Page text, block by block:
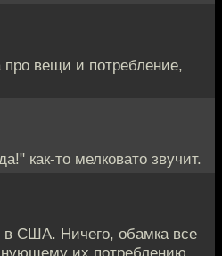
вещи и потребление,
как-то мелковато звучит.
в США. Ничего, обамка все
их потреблению